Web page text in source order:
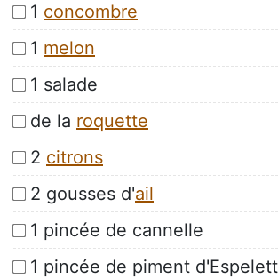
1 concombre
1 melon
1 salade
de la roquette
2 citrons
2 gousses d'ail
1 pincée de cannelle
1 pincée de piment